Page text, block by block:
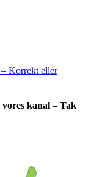
– Korrekt eller
kanal – Tak